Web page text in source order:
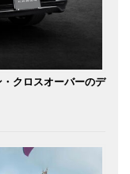
クロスオーバーのデ